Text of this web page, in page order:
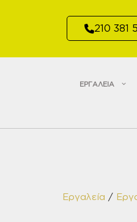
περιεχόμενο
210 381
ΕΡΓΑΛΕΙΑ
Εργαλεία /